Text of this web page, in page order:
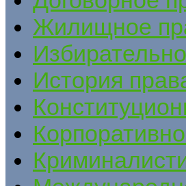
Жилищное
История